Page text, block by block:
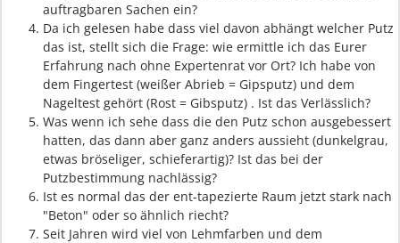
auftragbaren Sachen ein?
Da ich gelesen habe dass viel davon abhängt welcher Putz
das ist, stellt sich die Frage: wie ermittle ich das Eurer
Erfahrung nach ohne Expertenrat vor Ort? Ich habe von
dem Fingertest (weißer Abrieb = Gipsputz) und dem
Nageltest gehört (Rost = Gibsputz) . Ist das Verlässlich?
Was wenn ich sehe dass die den Putz schon ausgebessert
hatten, das dann aber ganz anders aussieht (dunkelgrau,
etwas bröseliger, schieferartig)? Ist das bei der
Putzbestimmung nachlässig?
Ist es normal das der ent-tapezierte Raum jetzt stark nach
"Beton" oder so ähnlich riecht?
Seit Jahren wird viel von Lehmfarben und dem